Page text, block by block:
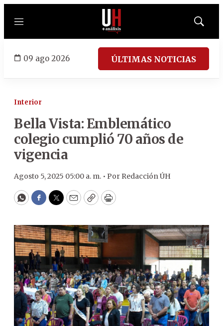
Menú
Mostrar
09 ago 2026 ÚLTIMAS NOTICIAS
Interior
Bella Vista: Emblemático
colegio cumplió 70 años de
vigencia
Agosto 5, 2025 05:00 a. m. • Por Redacción ÚH
WhatsApp
Facebook
Twitter
EmailCopyPrint